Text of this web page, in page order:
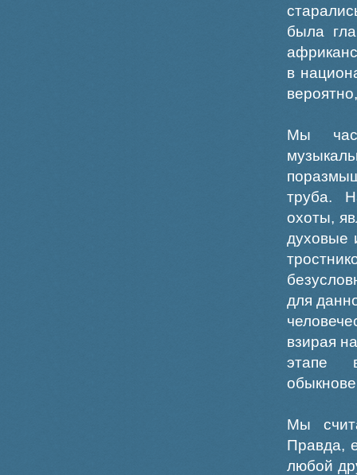
была
в
Мы
труба.
охоты,
духовые
для
взирая
этапе
Мы
Правда,
любой